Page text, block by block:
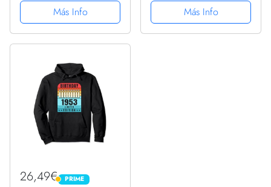
de 1953 Sudadera con
Capucha
Más Info
1953 Sudadera con
Capucha
Más Info
26,49€ PRIME
PRIME